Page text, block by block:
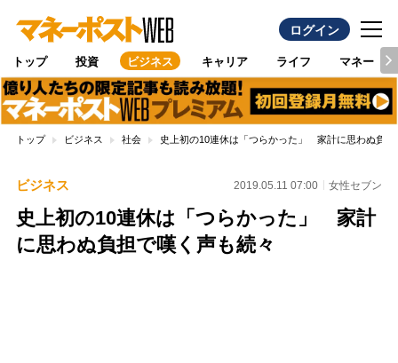
ログイン
トップ 投資 ビジネス キャリア ライフ マネー
トップ ビジネス 社会 史上初の10連休は「つらかった」 家計に思わぬ負担
ビジネス 2019.05.11 07:00 女性セブン
史上初の10連休は「つらかった」 家計
に思わぬ負担で嘆く声も続々